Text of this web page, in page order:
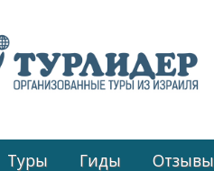
Туры Гиды